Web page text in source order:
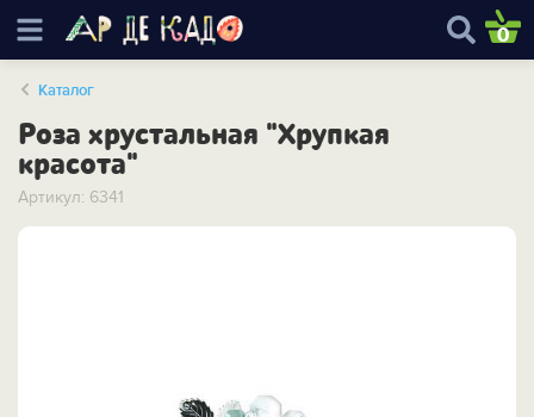
0
Каталог
Роза хрустальная "Хрупкая
красота"
Артикул: 6341